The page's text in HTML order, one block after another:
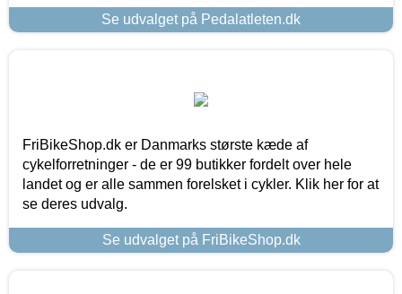
Se udvalget på Pedalatleten.dk
FriBikeShop.dk er Danmarks største kæde af
cykelforretninger - de er 99 butikker fordelt over hele
landet og er alle sammen forelsket i cykler. Klik her for at
se deres udvalg.
Se udvalget på FriBikeShop.dk